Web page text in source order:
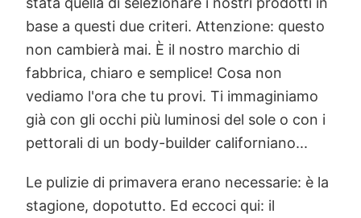
base a questi due criteri. Attenzione: questo
non cambierà mai. È il nostro marchio di
fabbrica, chiaro e semplice! Cosa non
vediamo l'ora che tu provi. Ti immaginiamo
già con gli occhi più luminosi del sole o con i
pettorali di un body-builder californiano...
Le pulizie di primavera erano necessarie: è la
stagione, dopotutto. Ed eccoci qui: il